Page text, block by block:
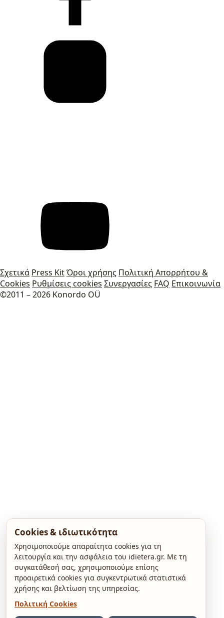
Σχετικά Press KitΌροι χρήσης Πολιτική Απορρήτου &
Cookies Ρυθμίσεις cookies Συνεργασίες FAQ Επικοινωνία
©2011 – 2026 Konordo OÜ
Cookies & ιδιωτικότητα
Χρησιμοποιούμε απαραίτητα cookies για τη
λειτουργία και την ασφάλεια του idietera.gr. Με τη
συγκατάθεσή σας, χρησιμοποιούμε επίσης
προαιρετικά cookies για συγκεντρωτικά στατιστικά
χρήσης και βελτίωση της υπηρεσίας.
Πολιτική Cookies